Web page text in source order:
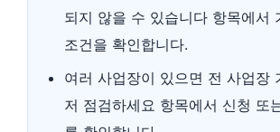
되지 않을 수 있습니다 항목에서
조건을 확인합니다.
여러 사업장이 있으면 전 사업장
저 점검하세요 항목에서 신청 또